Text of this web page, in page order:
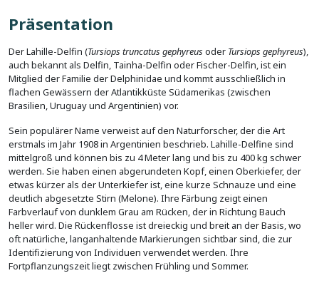
Präsentation
Der Lahille-Delfin (Tursiops truncatus gephyreus oder Tursiops gephyreus),
auch bekannt als Delfin, Tainha-Delfin oder Fischer-Delfin, ist ein
Mitglied der Familie der Delphinidae und kommt ausschließlich in
flachen Gewässern der Atlantikküste Südamerikas (zwischen
Brasilien, Uruguay und Argentinien) vor.
Sein populärer Name verweist auf den Naturforscher, der die Art
erstmals im Jahr 1908 in Argentinien beschrieb. Lahille-Delfine sind
mittelgroß und können bis zu 4 Meter lang und bis zu 400 kg schwer
werden. Sie haben einen abgerundeten Kopf, einen Oberkiefer, der
etwas kürzer als der Unterkiefer ist, eine kurze Schnauze und eine
deutlich abgesetzte Stirn (Melone). Ihre Färbung zeigt einen
Farbverlauf von dunklem Grau am Rücken, der in Richtung Bauch
heller wird. Die Rückenflosse ist dreieckig und breit an der Basis, wo
oft natürliche, langanhaltende Markierungen sichtbar sind, die zur
Identifizierung von Individuen verwendet werden. Ihre
Fortpflanzungszeit liegt zwischen Frühling und Sommer.